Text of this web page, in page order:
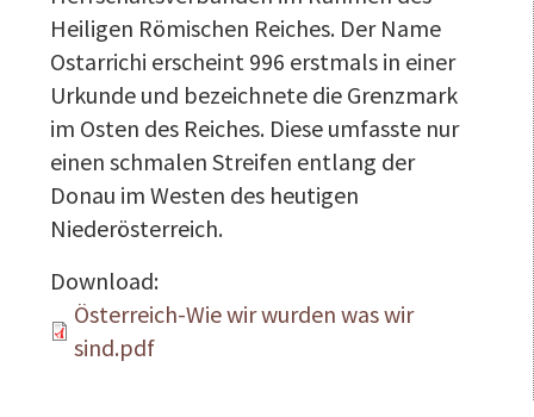
Heiligen Römischen Reiches. Der Name
Ostarrichi erscheint 996 erstmals in einer
Urkunde und bezeichnete die Grenzmark
im Osten des Reiches. Diese umfasste nur
einen schmalen Streifen entlang der
Donau im Westen des heutigen
Niederösterreich.
Download:
Österreich-Wie wir wurden was wir
sind.pdf